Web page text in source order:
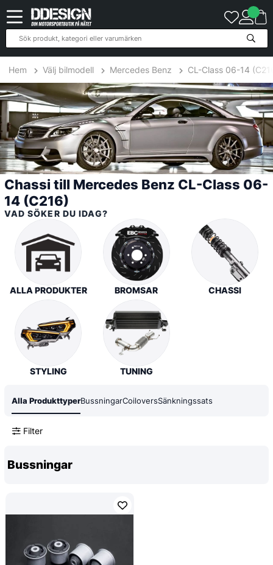
Hem Välj bilmodell Mercedes Benz CL-Class 06-14
Chassi till Mercedes Benz CL-Class 06-
14 (C216)
VAD SÖKER DU IDAG?
ALLA PRODUKTER BROMSAR CHASSI
STYLING TUNING
Alla ProdukttyperBussningarCoiloversSänkningssats
Filter
5 Produkter
Bussningar